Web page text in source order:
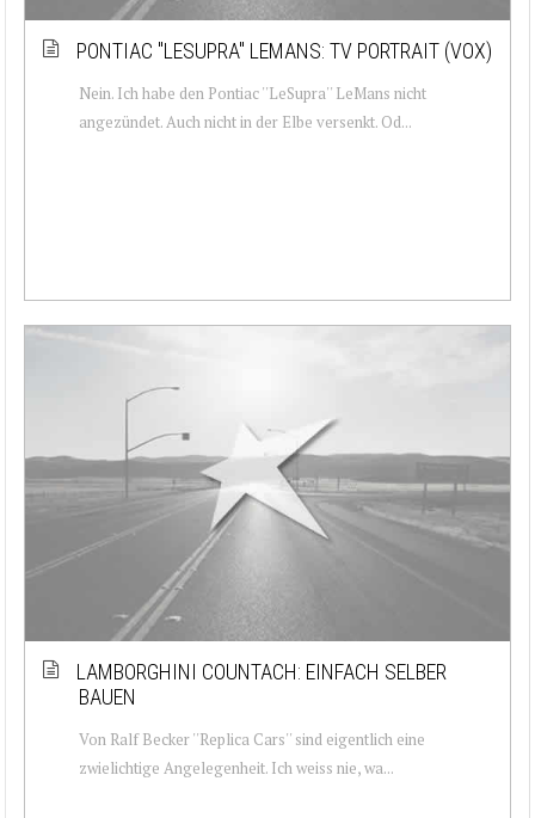
PONTIAC ''LESUPRA'' LEMANS: TV PORTRAIT (VOX)
Nein. Ich habe den Pontiac ''LeSupra'' LeMans nicht
angezündet. Auch nicht in der Elbe versenkt. Od...
LAMBORGHINI COUNTACH: EINFACH SELBER
BAUEN
Von Ralf Becker ''Replica Cars'' sind eigentlich eine
zwielichtige Angelegenheit. Ich weiss nie, wa...